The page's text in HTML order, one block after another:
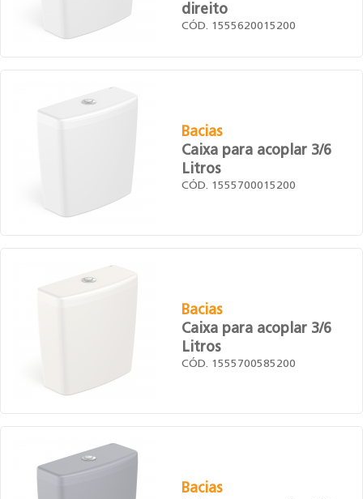
direito
CÓD. 1555620015200
Bacias
Caixa para acoplar 3/6
Litros
CÓD. 1555700015200
Bacias
Caixa para acoplar 3/6
Litros
CÓD. 1555700585200
Bacias